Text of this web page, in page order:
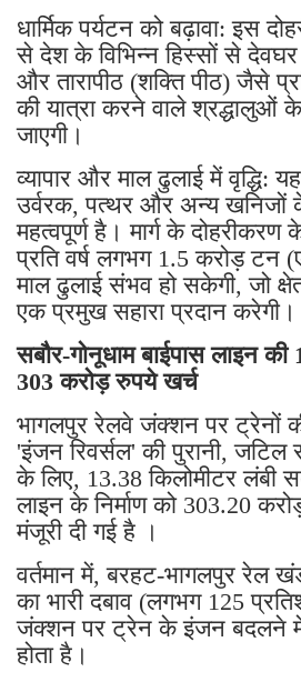
धार्मिक पर्यटन को बढ़ावा: इस
से देश के विभिन्न हिस्सों से देवघर
और तारापीठ (शक्ति पीठ) जैसे
की यात्रा करने वाले श्रद्धालुओं
जाएगी।
व्यापार और माल ढुलाई में वृद्धि:
उर्वरक, पत्थर और अन्य खनिजों
महत्वपूर्ण है। मार्ग के दोहरीकरण
प्रति वर्ष लगभग 1.5 करोड़ टन
माल ढुलाई संभव हो सकेगी, जो
एक प्रमुख सहारा प्रदान करेगी।
सबौर-गोनूधाम बाईपास लाइन की
303 करोड़ रुपये खर्च
भागलपुर रेलवे जंक्शन पर ट्रेनों
'इंजन रिवर्सल' की पुरानी,
के लिए, 13.38 किलोमीटर लंबी
लाइन के निर्माण को 303.20
मंजूरी दी गई है ।
वर्तमान में, बरहट-भागलपुर रेल
का भारी दबाव (लगभग 125
जंक्शन पर ट्रेन के इंजन बदलने में
होता है।